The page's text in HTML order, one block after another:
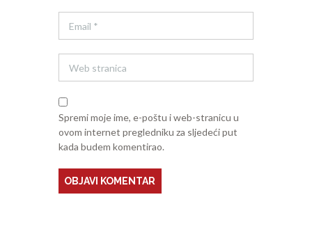
Spremi moje ime, e-poštu i web-stranicu u
ovom internet pregledniku za sljedeći put
kada budem komentirao.